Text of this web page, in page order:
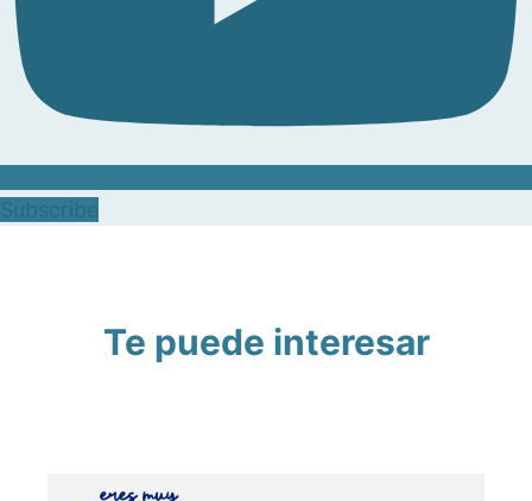
Te puede interesar